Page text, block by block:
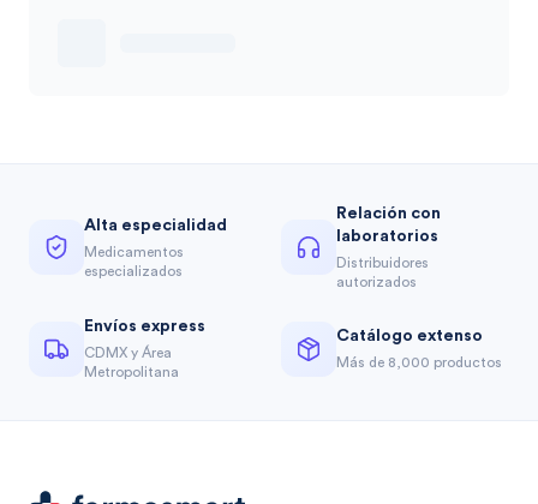
Alta especialidad
Medicamentos
especializados
Relación con
laboratorios
Distribuidores
autorizados
Envíos express
CDMX y Área
Metropolitana
Catálogo extenso
Más de 8,000 productos